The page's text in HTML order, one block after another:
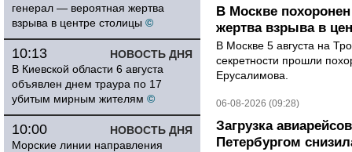
генерал — вероятная жертва
взрыва в центре столицы ©
НОВОСТЬ ДНЯ
10:13
В Киевской области 6 августа
объявлен днем траура по 17
убитым мирным жителям ©
НОВОСТЬ ДНЯ
10:00
Морские линии направления
В Москве
жертва взрыва в
В Москве 5 августа на
секретности прошли
Ерусалимова.
06-08-2026 (09:28)
Загрузка
Петербургом